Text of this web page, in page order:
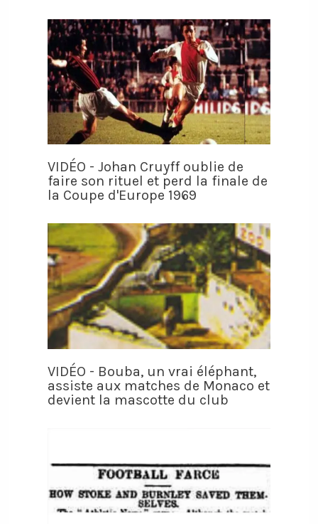
VIDÉO - Johan Cruyff oublie de
faire son rituel et perd la finale de
la Coupe d'Europe 1969
VIDÉO - Bouba, un vrai éléphant,
assiste aux matches de Monaco et
devient la mascotte du club